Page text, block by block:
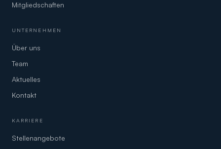
Mitgliedschaften
UNTERNEHMEN
Über uns
Team
Aktuelles
Kontakt
KARRIERE
Stellenangebote